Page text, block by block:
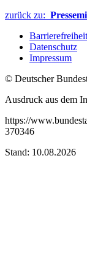
zurück zu:
Barrierefreiheit
Datenschutz
Impressum
© Deutscher
Ausdruck aus dem
https://
370346
Stand: 10.08.2026